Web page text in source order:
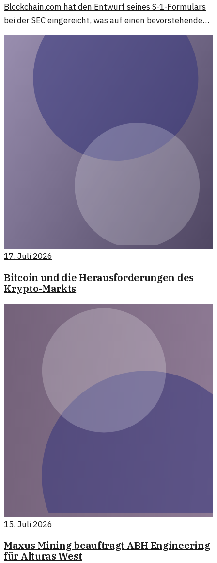
Blockchain.com hat den Entwurf seines S-1-Formulars
bei der SEC eingereicht, was auf einen bevorstehenden
Börsengang hindeutet. Diese Entwicklung könnte die
Wahrnehmung von Kryptowährungen und Blockchain-
Technologien erheblich beeinflussen.
17. Juli 2026
Bitcoin und die Herausforderungen des
Krypto-Markts
15. Juli 2026
Maxus Mining beauftragt ABH Engineering
für Alturas West